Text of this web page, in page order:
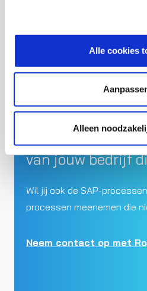
aanpassen via de CO-knop
hoe wij jouw
Alle cookies
Alleen
de klant wordt bepaald of
Ook de financiële
van jouw bedrijf
Wil jij ook de SAP-
processen meenemen die
Neem contact op met